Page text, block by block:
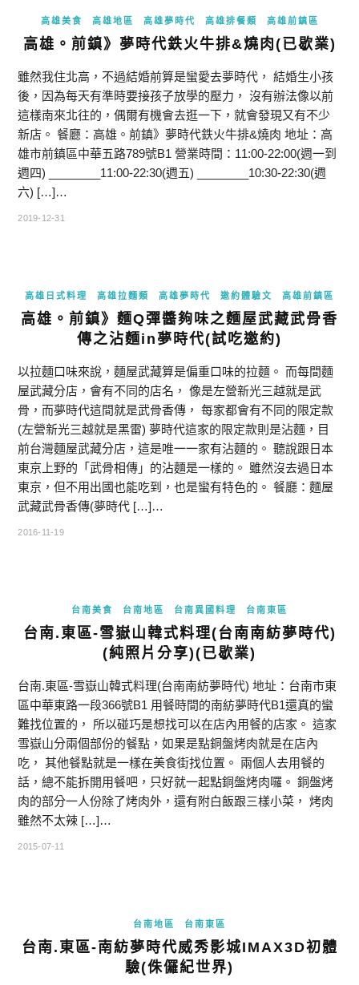
高雄美食 高雄地區 高雄夢時代 高雄排餐類 高雄前鎮區
高雄。前鎮》夢時代鉄火牛排&燒肉(已歇業)
雖然我住北高，不過結婚前算是蠻愛去夢時代， 結婚生小孩
後，因為每天有準時要接孩子放學的壓力， 沒有辦法像以前
這樣南來北往的，偶爾有機會去逛一下，就會發現又有不少
新店。 餐廳：高雄。前鎮》夢時代鉄火牛排&燒肉 地址：高
雄市前鎮區中華五路789號B1 營業時間：11:00-22:00(週一到
週四) ________11:00-22:30(週五) ________10:30-22:30(週
六) […]…
2019-12-31
高雄日式料理 高雄拉麵類 高雄夢時代 邀約體驗文 高雄前鎮區
高雄。前鎮》麵Q彈醬夠味之麵屋武藏武骨香
傳之沾麵in夢時代(試吃邀約)
以拉麵口味來說，麵屋武藏算是偏重口味的拉麵。 而每間麵
屋武藏分店，會有不同的店名， 像是左營新光三越就是武
骨，而夢時代這間就是武骨香傳， 每家都會有不同的限定款
(左營新光三越就是黑雷) 夢時代這家的限定款則是沾麵，目
前台灣麵屋武藏分店，這是唯一一家有沾麵的。 聽說跟日本
東京上野的「武骨相傳」的沾麵是一樣的。 雖然沒去過日本
東京，但不用出國也能吃到，也是蠻有特色的。 餐廳：麵屋
武藏武骨香傳(夢時代 […]…
2016-11-19
台南美食 台南地區 台南異國料理 台南東區
台南.東區-雪嶽山韓式料理(台南南紡夢時代)
(純照片分享)(已歇業)
台南.東區-雪嶽山韓式料理(台南南紡夢時代) 地址：台南市東
區中華東路一段366號B1 用餐時間的南紡夢時代B1還真的蠻
難找位置的， 所以碰巧是想找可以在店內用餐的店家。 這家
雪嶽山分兩個部份的餐點，如果是點銅盤烤肉就是在店內
吃， 其他餐點就是一樣在美食街找位置。 兩個人去用餐的
話，總不能拆開用餐吧，只好就一起點銅盤烤肉囉。 銅盤烤
肉的部分一人份除了烤肉外，還有附白飯跟三樣小菜， 烤肉
雖然不太辣 […]…
2015-07-11
台南地區 台南東區
台南.東區-南紡夢時代威秀影城IMAX3D初體
驗(侏儸紀世界)